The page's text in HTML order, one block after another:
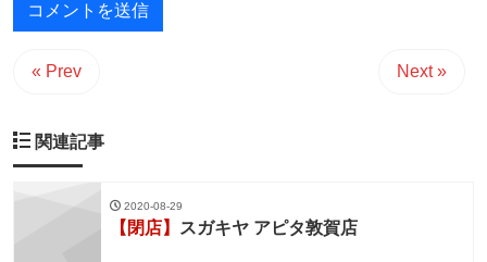
« Prev Next »
関連記事
2020-08-29
【閉店】 スガキヤ アピタ敦賀店